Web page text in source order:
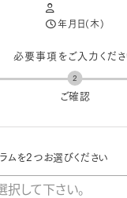
年月日(木)
必要事項をご入力くだ
ご確認
ムを2つお選びください
択して下さい。